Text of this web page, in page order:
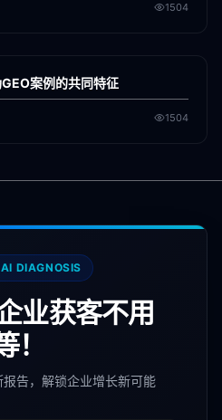
1504
案例的共同特征
1504
AI DIAGNOSIS
业获客不用
！
告，解锁企业增长新可能